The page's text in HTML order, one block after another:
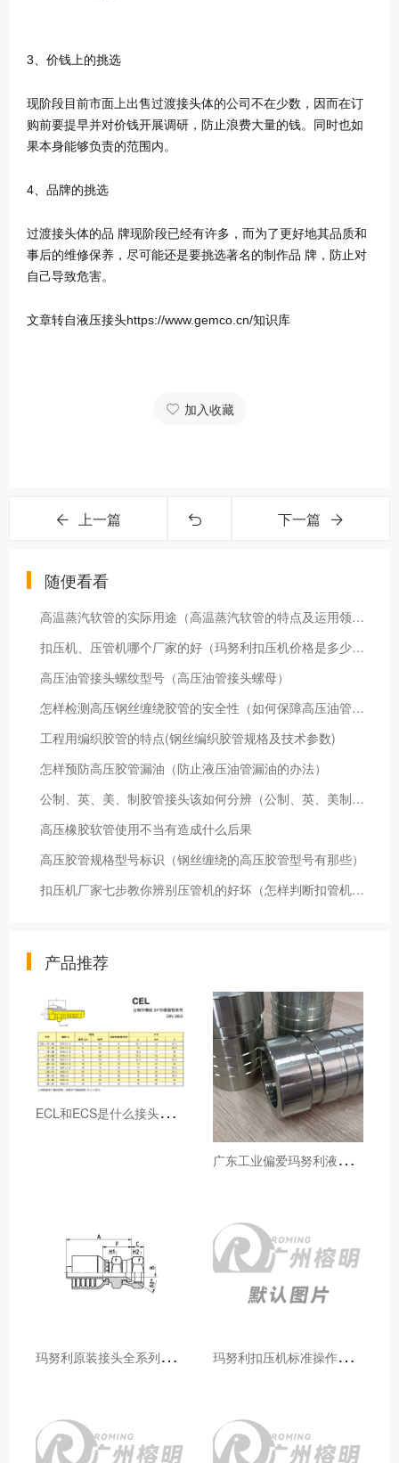
3、价钱上的挑选
现阶段目前市面上出售过渡接头体的公司不在少数，因而在订
购前要提早并对价钱开展调研，防止浪费大量的钱。同时也如
果本身能够负责的范围内。
4、品牌的挑选
过渡接头体的品 牌现阶段已经有许多，而为了更好地其品质和
事后的维修保养，尽可能还是要挑选著名的制作品 牌，防止对
自己导致危害。
文章转自液压接头https://www.gemco.cn/知识库
加入收藏
上一篇 下一篇
随便看看
高温蒸汽软管的实际用途（高温蒸汽软管的特点及运用领域）
扣压机、压管机哪个厂家的好（玛努利扣压机价格是多少钱）
高压油管接头螺纹型号（高压油管接头螺母）
怎样检测高压钢丝缠绕胶管的安全性（如何保障高压油管的安全性）
工程用编织胶管的特点(钢丝编织胶管规格及技术参数)
怎样预防高压胶管漏油（防止液压油管漏油的办法）
公制、英、美、制胶管接头该如何分辨（公制、英、美制接头的不同）
高压橡胶软管使用不当有造成什么后果
高压胶管规格型号标识（钢丝缠绕的高压胶管型号有那些）
扣压机厂家七步教你辨别压管机的好坏（怎样判断扣管机优劣）
产品推荐
E
CL和ECS是什么接头，用于什么胶管或管件
广
东工业偏爱玛努利液压产品的五大原因（代理深度分析）
玛
努利原装接头全系列型号解析：广州客户选型必备指南 玛
努利扣压机标准操作流程：广州代理手把手教学（新手也能学会）